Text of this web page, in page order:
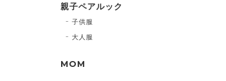
親子ペアルック
子供服
大人服
MOM